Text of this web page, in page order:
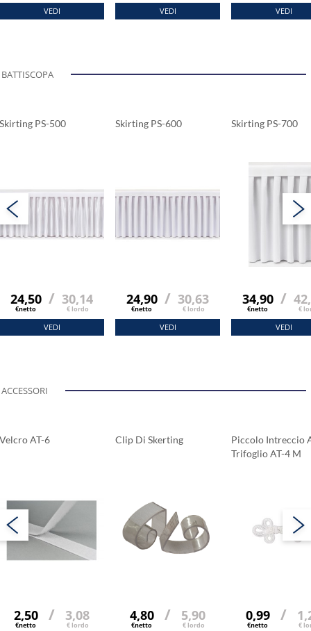
VEDI VEDI VEDI
BATTISCOPA
Skirting PS-500
24,50
€netto
/ 30,14
€ lordo
VEDI
Skirting PS-600
24,90
€netto
/ 30,63
€ lordo
VEDI
Skirting PS-700
34,90
€netto
/
€
VEDI
ACCESSORI
Velcro AT-6
2,50
€netto
/ 3,08
€ lordo
Clip Di Skerting
4,80
€netto
/ 5,90
€ lordo
Piccolo Intreccio
Trifoglio AT-4 M
0,99
€netto
/
€